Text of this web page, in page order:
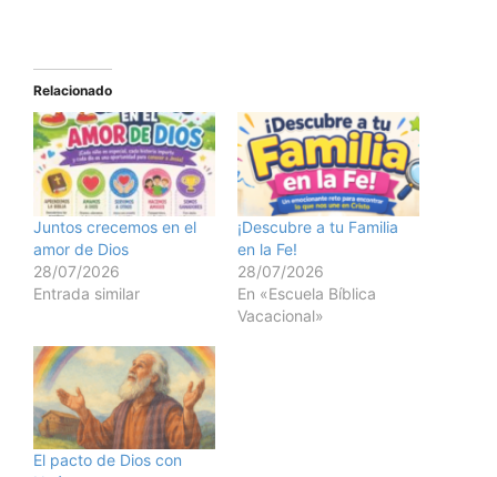
Relacionado
Juntos crecemos en el
amor de Dios
28/07/2026
Entrada similar
¡Descubre a tu Familia
en la Fe!
28/07/2026
En «Escuela Bíblica
Vacacional»
El pacto de Dios con